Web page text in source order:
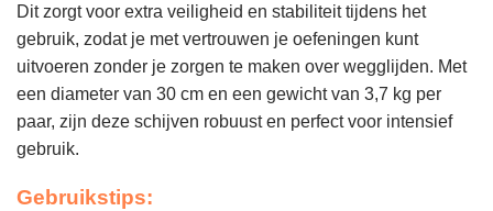
Dit zorgt voor extra veiligheid en stabiliteit tijdens het
gebruik, zodat je met vertrouwen je oefeningen kunt
uitvoeren zonder je zorgen te maken over wegglijden. Met
een diameter van 30 cm en een gewicht van 3,7 kg per
paar, zijn deze schijven robuust en perfect voor intensief
gebruik.
Gebruikstips: